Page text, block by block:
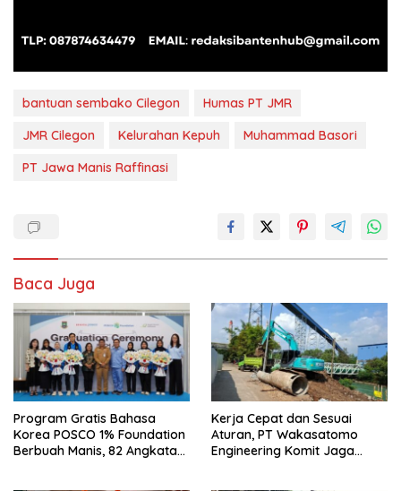
bantuan sembako Cilegon
Humas PT JMR
JMR Cilegon
Kelurahan Kepuh
Muhammad Basori
PT Jawa Manis Raffinasi
Baca Juga
Program Gratis Bahasa
Korea POSCO 1% Foundation
Berbuah Manis, 82 Angkatan
Kerja Cepat dan Sesuai
Aturan, PT Wakasatomo
Engineering Komit Jaga